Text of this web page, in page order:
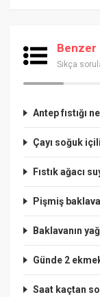
Benzer
Sıkça
Antep fıstığı
Çayı soğuk
Fıstık ağacı
Pişmiş
Baklavanın
Günde 2
Saat kaçtan